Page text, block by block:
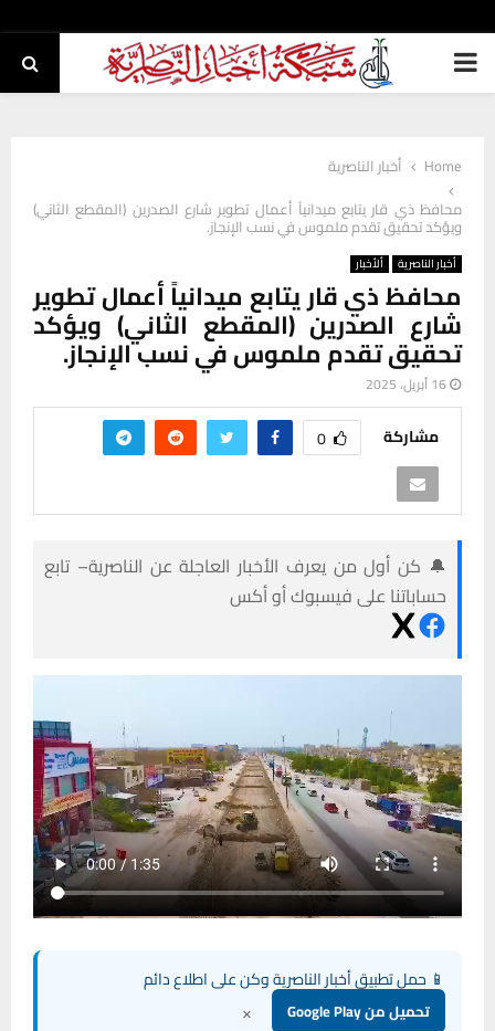
PRIMARY
Home
أخبار الناصرية
محافظ ذي قار يتابع ميدانياً أعمال تطوير شارع الصدرين (المقطع الثاني)
ويؤكد تحقيق تقدم ملموس في نسب الإنجاز.
أخبار الناصرية ألأخبار
محافظ ذي قار يتابع ميدانياً أعمال تطوير
شارع الصدرين (المقطع الثاني) ويؤكد
تحقيق تقدم ملموس في نسب الإنجاز.
16 أبريل، 2025
مشاركة 0
🔔 كن أول من يعرف الأخبار العاجلة عن الناصرية– تابع
حساباتنا على فيسبوك أو أكس
📱 حمل تطبيق أخبار الناصرية وكن على اطلاع دائم
تحميل من Google Play ×